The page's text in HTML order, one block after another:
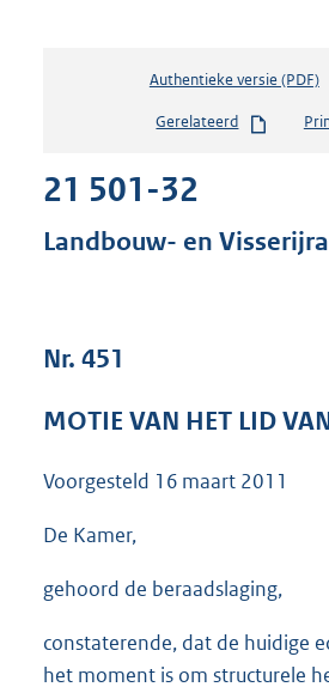
Authentieke versie (PDF)b
s
s
e
Gerelateerd
21 501-32
Landbouw- en
Nr. 451
MOTIE VAN HET LID
Voorgesteld 16 maart 2011
De Kamer,
gehoord de beraadslaging,
constaterende, dat de huidige
het moment is om structurele